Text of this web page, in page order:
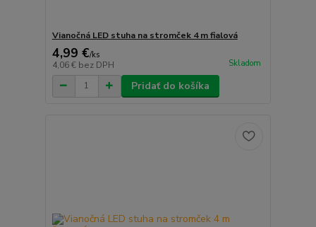
Vianočná LED stuha na stromček 4 m fialová
4,99 €/ks
4,06 € bez DPH Skladom
Pridať do košíka